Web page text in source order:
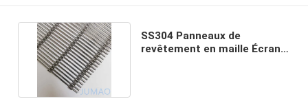
SS304 Panneaux de
revêtement en maille Écran